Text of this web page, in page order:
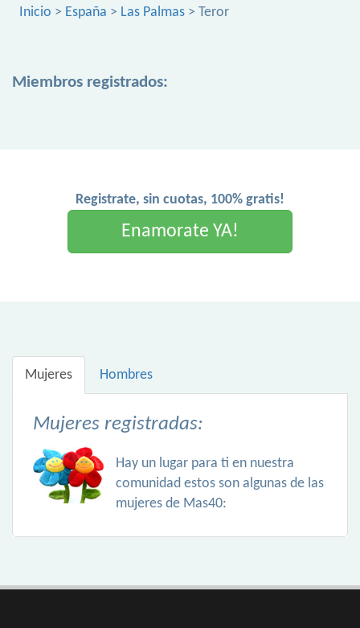
Inicio > España > Las Palmas > Teror
Miembros registrados:
Registrate, sin cuotas, 100% gratis!
Enamorate YA!
Mujeres Hombres
Mujeres registradas:
Hay un lugar para ti en nuestra
comunidad estos son algunas de las
mujeres de Mas40: